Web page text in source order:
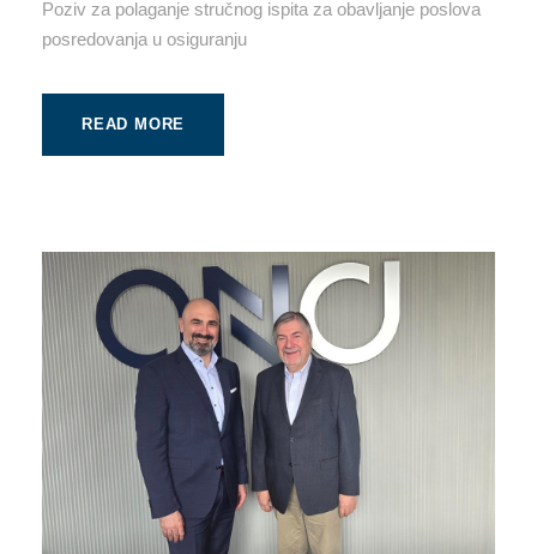
Poziv za polaganje stručnog ispita za obavljanje poslova
posredovanja u osiguranju
READ MORE